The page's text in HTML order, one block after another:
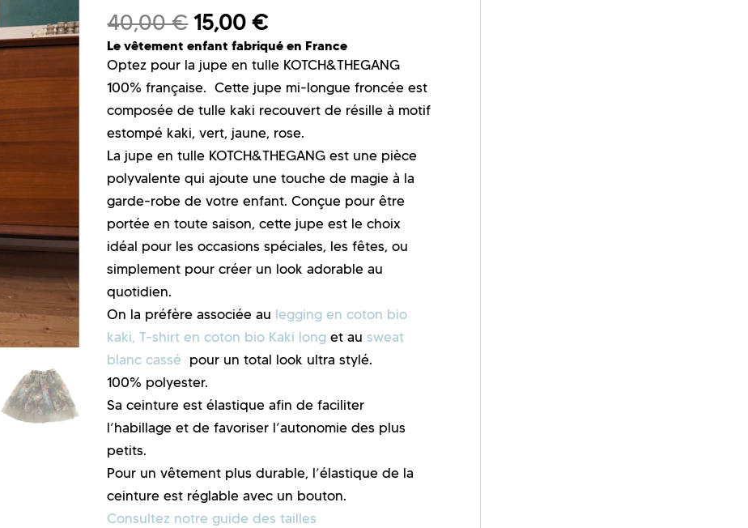
40,00€ 15,00€
Le vêtement enfant fabriqué en France
Optez pour la jupe en tulle KOTCH&THEGANG
100% française. Cette jupe mi-longue froncée est
composée de tulle kaki recouvert de résille à motif
estompé kaki, vert, jaune, rose.
La jupe en tulle KOTCH&THEGANG est une pièce
polyvalente qui ajoute une touche de magie à la
garde-robe de votre enfant. Conçue pour être
portée en toute saison, cette jupe est le choix
idéal pour les occasions spéciales, les fêtes, ou
simplement pour créer un look adorable au
quotidien.
On la préfère associée au legging en coton bio
kaki, T-shirt en coton bio Kaki long et ausweat
blanc cassé pour un total look ultra stylé.
100% polyester.
Sa ceinture est élastique afin de faciliter
l’habillage et de favoriser l’autonomie des plus
petits.
Pour un vêtement plus durable, l’élastique de la
ceinture est réglable avec un bouton.
Consultez notre guide des tailles